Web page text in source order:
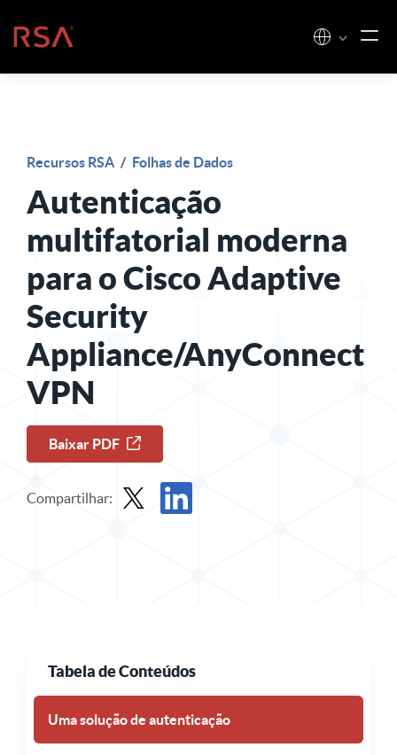
Início
Recursos RSA / Folhas de Dados
Autenticação
multifatorial moderna
para o Cisco Adaptive
Security
Appliance/AnyConnect
VPN
Baixar PDF
Compartilhar:
Tabela de Conteúdos
Uma solução de autenticação